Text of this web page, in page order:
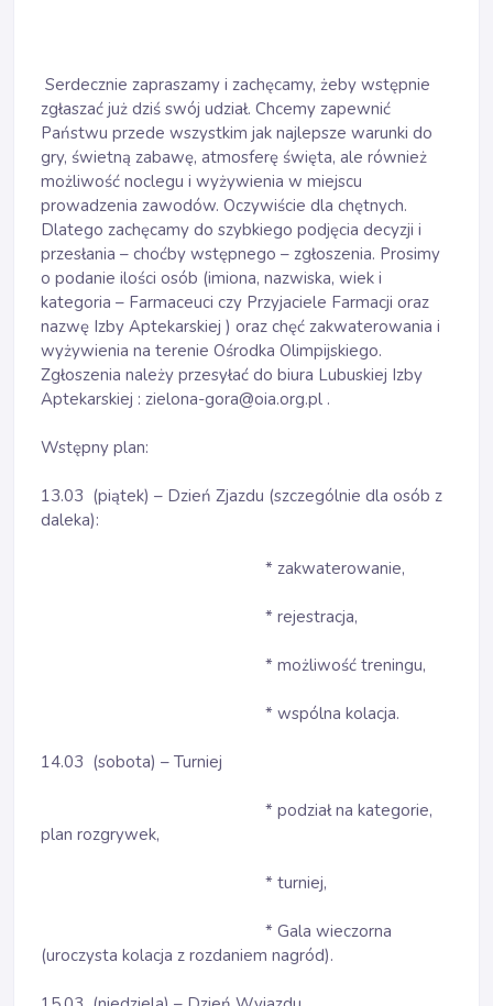
Serdecznie zapraszamy i zachęcamy, żeby wstępnie
zgłaszać już dziś swój udział. Chcemy zapewnić
Państwu przede wszystkim jak najlepsze warunki do
gry, świetną zabawę, atmosferę święta, ale również
możliwość noclegu i wyżywienia w miejscu
prowadzenia zawodów. Oczywiście dla chętnych.
Dlatego zachęcamy do szybkiego podjęcia decyzji i
przesłania – choćby wstępnego – zgłoszenia. Prosimy
o podanie ilości osób (imiona, nazwiska, wiek i
kategoria – Farmaceuci czy Przyjaciele Farmacji oraz
nazwę Izby Aptekarskiej ) oraz chęć zakwaterowania i
wyżywienia na terenie Ośrodka Olimpijskiego.
Zgłoszenia należy przesyłać do biura Lubuskiej Izby
Aptekarskiej : zielona-gora@oia.org.pl .
Wstępny plan:
13.03 (piątek) – Dzień Zjazdu (szczególnie dla osób z
daleka):
* zakwaterowanie,
* rejestracja,
* możliwość treningu,
* wspólna kolacja.
14.03 (sobota) – Turniej
* podział na kategorie,
plan rozgrywek,
* turniej,
* Gala wieczorna
(uroczysta kolacja z rozdaniem nagród).